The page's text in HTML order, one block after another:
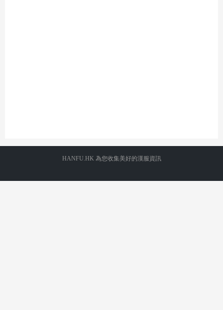
HANFU.HK 為您收集美好的漢服資訊